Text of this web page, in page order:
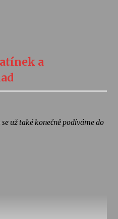
a
už také konečně podíváme do